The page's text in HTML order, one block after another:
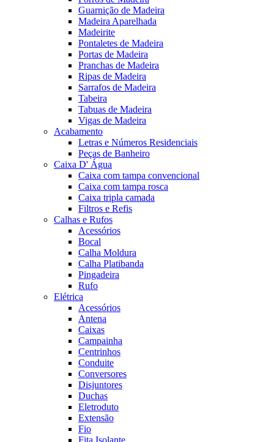
Guarnição de Madeira
Madeira Aparelhada
Madeirite
Pontaletes de Madeira
Portas de Madeira
Pranchas de Madeira
Ripas de Madeira
Sarrafos de Madeira
Tabeira
Tabuas de Madeira
Vigas de Madeira
Acabamento
Letras e Números Residenciais
Peças de Banheiro
Caixa D' Água
Caixa com tampa convencional
Caixa com tampa rosca
Caixa tripla camada
Filtros e Refis
Calhas e Rufos
Acessórios
Bocal
Calha Moldura
Calha Platibanda
Pingadeira
Rufo
Elétrica
Acessórios
Antena
Caixas
Campainha
Centrinhos
Conduite
Conversores
Disjuntores
Duchas
Eletroduto
Extensão
Fio
Fita Isolante